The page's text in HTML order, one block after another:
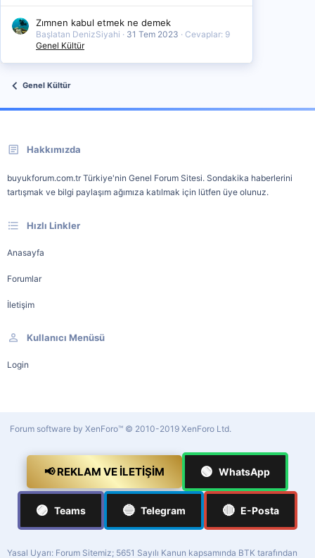
Zımnen kabul etmek ne demek
Başlatan DenizSiyahi 31 Tem 2023
Cevaplar: 9
Genel Kültür
Genel Kültür
Hakkımızda
buyukforum.com.tr Türkiye'nin Genel Forum Sitesi. Sondakika haberlerini
tartışmak ve bilgi paylaşım ağımıza katılmak için lütfen üye olunuz.
Hızlı Linkler
Anasayfa
Forumlar
İletişim
Kullanıcı Menüsü
Login
Forum software by XenForo™ © 2010-2019 XenForo Ltd.
📢 REKLAM VE İLETIŞIM 🟢 WhatsApp
🟣 Teams 🔵 Telegram 🔴 E-Posta
Yasal Uyarı: Forum Sitemiz; 5651 Sayılı Kanun kapsamında BTK tarafından